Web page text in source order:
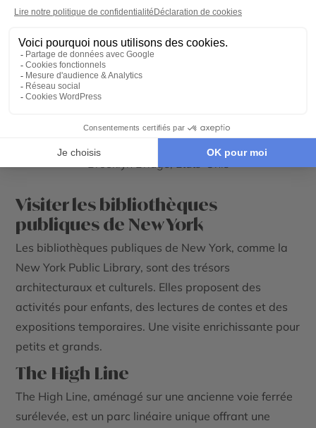
Brooklyn Bridge, Etats-Unis
Visiter les bibliothèques
publiques de New York
Les bibliothèques publiques de New York, comme la
New York Public Library, sont des trésors
architecturaux et culturels. Elles proposent des
activités pour enfants, des lectures de contes et des
expositions temporaires. Une visite enrichissante pour
petits et grands.
The High Line
The High Line, aménagé sur une ancienne voie ferrée
surélevée, est un parc linéaire unique offrant une